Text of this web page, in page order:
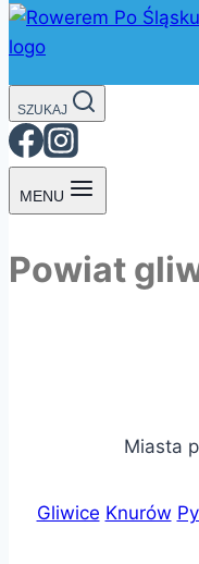
SZUKAJ
MENU
Powiat
Miasta
Gliwice Knurów